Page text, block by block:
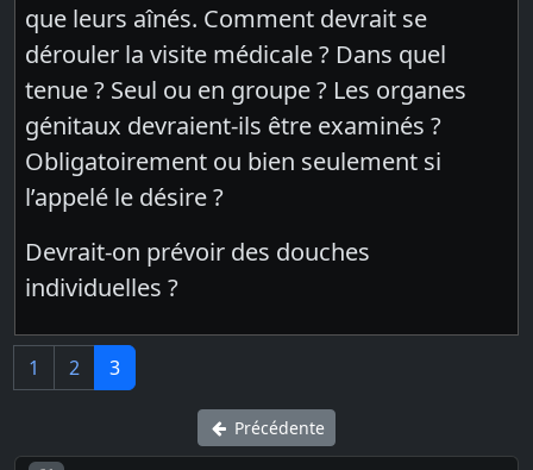
que leurs aînés. Comment devrait se
dérouler la visite médicale ? Dans quel
tenue ? Seul ou en groupe ? Les organes
génitaux devraient-ils être examinés ?
Obligatoirement ou bien seulement si
l’appelé le désire ?
Devrait-on prévoir des douches
individuelles ?
1 2 3
Précédente